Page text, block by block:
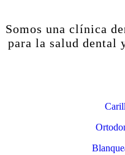
Somos una clínica
para la salud dental